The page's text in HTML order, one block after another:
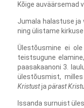
Kõige auväärsemad
Jumala halastuse ja
ning ülistame
Ülestõusmine ei
teistsugune
paasakaanoni 3.
ülestõusmist,
Kristustjapärast
Issanda surnuist